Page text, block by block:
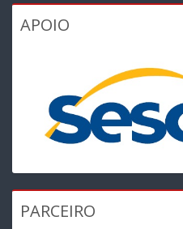
APOIO
PARCEIRO